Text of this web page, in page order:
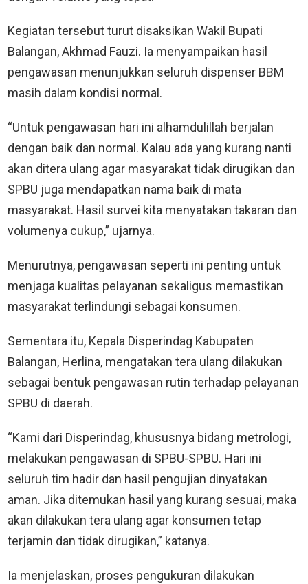
Kegiatan tersebut turut disaksikan Wakil Bupati
Balangan, Akhmad Fauzi. Ia menyampaikan hasil
pengawasan menunjukkan seluruh dispenser BBM
masih dalam kondisi normal.
“Untuk pengawasan hari ini alhamdulillah berjalan
dengan baik dan normal. Kalau ada yang kurang nanti
akan ditera ulang agar masyarakat tidak dirugikan dan
SPBU juga mendapatkan nama baik di mata
masyarakat. Hasil survei kita menyatakan takaran dan
volumenya cukup,” ujarnya.
Menurutnya, pengawasan seperti ini penting untuk
menjaga kualitas pelayanan sekaligus memastikan
masyarakat terlindungi sebagai konsumen.
Sementara itu, Kepala Disperindag Kabupaten
Balangan, Herlina, mengatakan tera ulang dilakukan
sebagai bentuk pengawasan rutin terhadap pelayanan
SPBU di daerah.
“Kami dari Disperindag, khususnya bidang metrologi,
melakukan pengawasan di SPBU-SPBU. Hari ini
seluruh tim hadir dan hasil pengujian dinyatakan
aman. Jika ditemukan hasil yang kurang sesuai, maka
akan dilakukan tera ulang agar konsumen tetap
terjamin dan tidak dirugikan,” katanya.
Ia menjelaskan, proses pengukuran dilakukan